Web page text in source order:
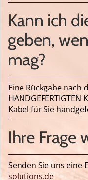
Kann ich
geben,
mag?
Eine Rückgabe nach
Kabel für Sie
Ihre Frage
Senden Sie uns eine
solutions.de